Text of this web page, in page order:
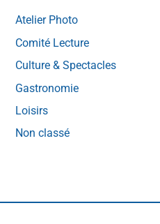
Atelier Photo
Comité Lecture
Culture & Spectacles
Gastronomie
Loisirs
Non classé